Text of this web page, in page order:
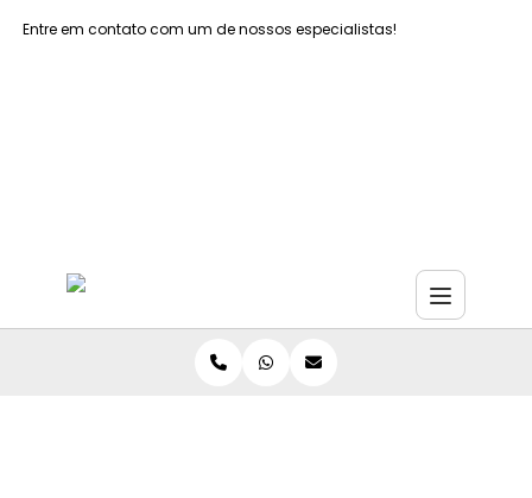
Entre em contato com um de nossos especialistas!